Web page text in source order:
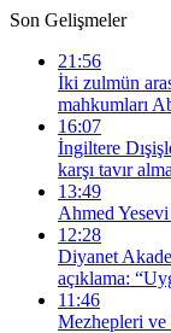
Son Gelişmeler
21:56
İki zulmün
mahkumları
16:07
İngiltere
karşı tavır
13:49
Ahmed
12:28
Diyanet
açıklama:
11:46
Mezhepleri